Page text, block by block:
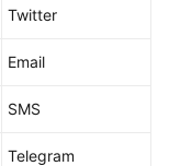
Twitter
Email
SMS
Telegram